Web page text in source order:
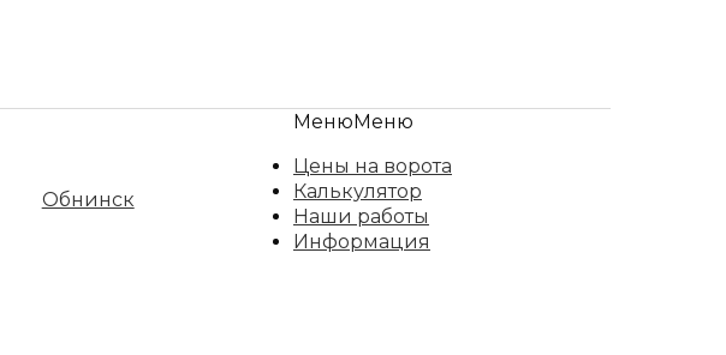
Обнинск
МенюМеню
Цены на ворота
Калькулятор
Наши работы
Информация